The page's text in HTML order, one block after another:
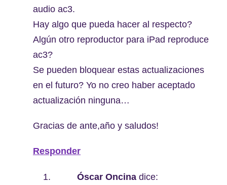
audio ac3.
Hay algo que pueda hacer al respecto?
Algún otro reproductor para iPad reproduce
ac3?
Se pueden bloquear estas actualizaciones
en el futuro? Yo no creo haber aceptado
actualización ninguna…
Gracias de ante,año y saludos!
Responder
Óscar Oncina dice: